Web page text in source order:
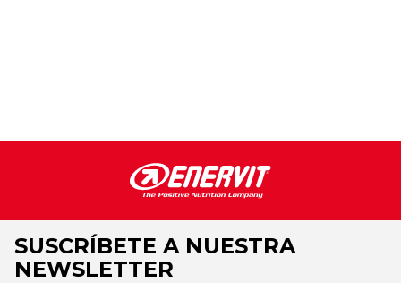
SUSCRÍBETE A NUESTRA
NEWSLETTER